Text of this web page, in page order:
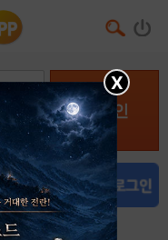
로그인
X